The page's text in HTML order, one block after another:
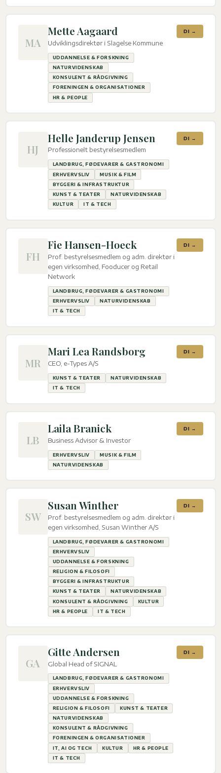
MA
Mette Aagaard
Udviklingsdirektør i Slagelse Kommune
UDDANNELSE & FORSKNING
NATURVIDENSKAB
KONSULENT & RÅDGIVNING
FORENINGEN & ORGANISATIONER
HR & PEOPLE
DI →
HJ
Helle Janderup Jensen
Professionelt bestyrelsesmedlem
LANDBRUG, FØDEVARER & GASTRONOMI
ERHVERVSLIV
MUSIK & FILM
BYGGERI & INFRASTRUKTUR
KUNST & TEATER
NATURVIDENSKAB
KULTUR
IT & TECH
DI →
FH
Fie Hansen-Hoeck
Prof. bestyrelsesmedlem og adm. direktør i
egen virksomhed, Fooducer og Retail
Network
LANDBRUG, FØDEVARER & GASTRONOMI
ERHVERVSLIV
NATURVIDENSKAB
IT & TECH
DI →
MR
Mari Lea Randsborg
CEO, e-Types A/S
KUNST & TEATER
NATURVIDENSKAB
IT & TECH
DI →
LB
Laila Branick
Business Advisor & Investor
ERHVERVSLIV
MUSIK & FILM
NATURVIDENSKAB
DI →
SW
Susan Winther
Prof. bestyrelsesmedlem og adm. direktør i
egen virksomhed, Susan Winther A/S
LANDBRUG, FØDEVARER & GASTRONOMI
ERHVERVSLIV
UDDANNELSE & FORSKNING
RELIGION & FILOSOFI
BYGGERI & INFRASTRUKTUR
KUNST & TEATER
NATURVIDENSKAB
KONSULENT & RÅDGIVNING
KULTUR
HR & PEOPLE
IT & TECH
DI →
GA
Gitte Andersen
Global Head of SIGNAL
LANDBRUG, FØDEVARER & GASTRONOMI
ERHVERVSLIV
UDDANNELSE & FORSKNING
RELIGION & FILOSOFI
KUNST & TEATER
NATURVIDENSKAB
KONSULENT & RÅDGIVNING
FORENINGEN & ORGANISATIONER
IT, AI OG TECH
KULTUR
HR & PEOPLE
IT & TECH
DI →